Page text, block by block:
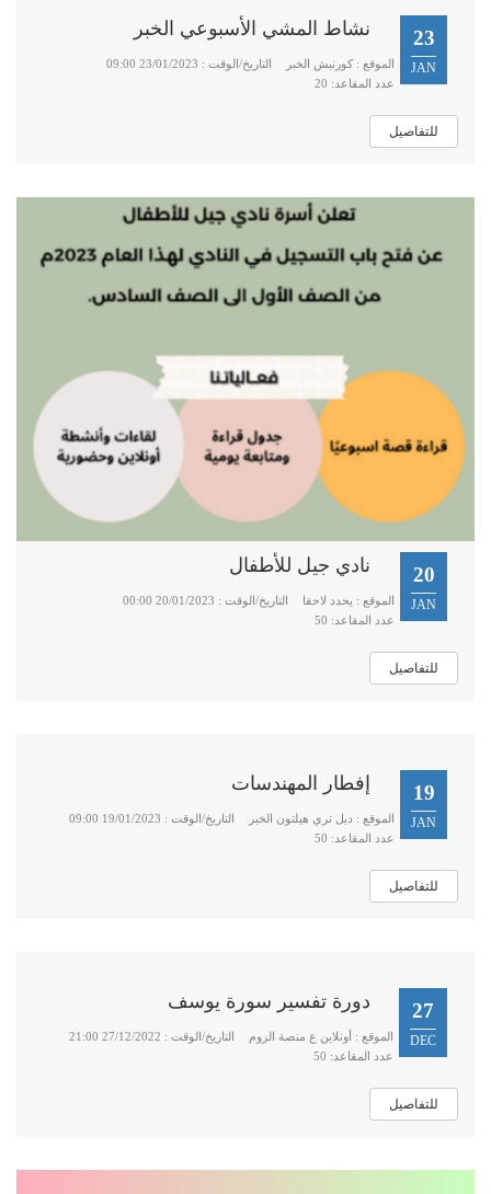
23
JAN
نشاط المشي الأسبوعي الخبر
الموقع : كورنيش الخبر
التاريخ/الوقت : 23/01/2023 09:00
عدد المقاعد: 20
للتفاصيل
20
JAN
نادي جيل للأطفال
الموقع : يحدد لاحقا
التاريخ/الوقت : 20/01/2023 00:00
عدد المقاعد: 50
للتفاصيل
19
JAN
إفطار المهندسات
الموقع : دبل تري هيلتون الخبر
التاريخ/الوقت : 19/01/2023 09:00
عدد المقاعد: 50
للتفاصيل
27
DEC
دورة تفسير سورة يوسف
الموقع : أونلاين ع منصة الزوم
التاريخ/الوقت : 27/12/2022 21:00
عدد المقاعد: 50
للتفاصيل